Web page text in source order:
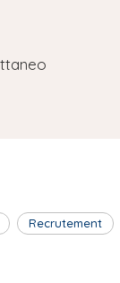
Recrutement